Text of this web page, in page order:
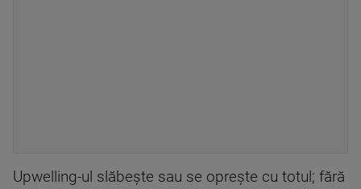
Upwelling-ul slăbește sau se oprește cu totul; fără